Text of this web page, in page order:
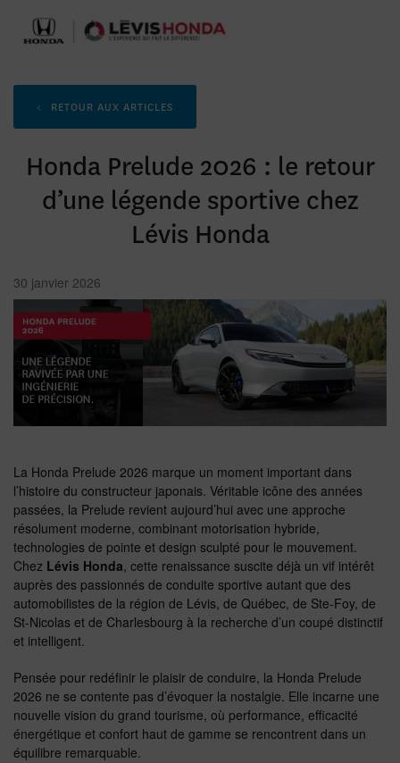
< RETOUR AUX ARTICLES
Honda Prelude 2026 : le retour
d’une légende sportive chez
Lévis Honda
30 janvier 2026
La Honda Prelude 2026 marque un moment important dans
l’histoire du constructeur japonais. Véritable icône des années
passées, la Prelude revient aujourd’hui avec une approche
résolument moderne, combinant motorisation hybride,
technologies de pointe et design sculpté pour le mouvement.
Chez Lévis Honda, cette renaissance suscite déjà un vif intérêt
auprès des passionnés de conduite sportive autant que des
automobilistes de la région de Lévis, de Québec, de Ste-Foy, de
St-Nicolas et de Charlesbourg à la recherche d’un coupé distinctif
et intelligent.
Pensée pour redéfinir le plaisir de conduire, la Honda Prelude
2026 ne se contente pas d’évoquer la nostalgie. Elle incarne une
nouvelle vision du grand tourisme, où performance, efficacité
énergétique et confort haut de gamme se rencontrent dans un
équilibre remarquable.